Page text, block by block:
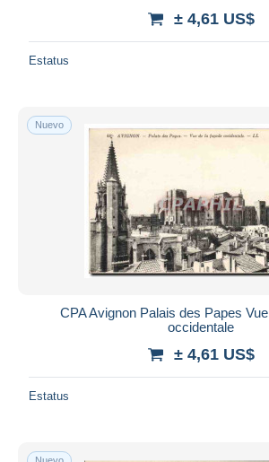
± 4,61 US$
Estatus
Nuevo
CPA Avignon Palais des Papes
occidentale
± 4,61 US$
Estatus